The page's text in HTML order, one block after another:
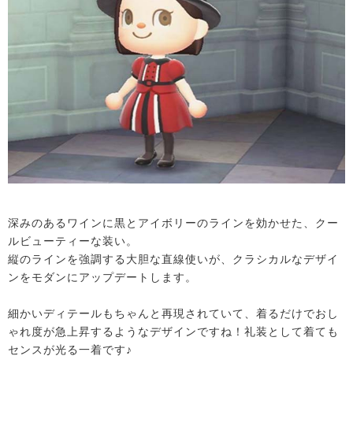
深みのあるワインに黒とアイボリーのラインを効かせた、クー
ルビューティーな装い。
縦のラインを強調する大胆な直線使いが、クラシカルなデザイ
ンをモダンにアップデートします。
細かいディテールもちゃんと再現されていて、着るだけでおし
ゃれ度が急上昇するようなデザインですね！礼装として着ても
センスが光る一着です♪